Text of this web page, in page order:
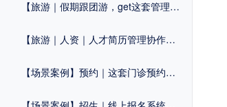
【旅游｜假期跟团游，get这套管理系统，提升效率不止一点！
【旅游｜人资｜人才简历管理协作工具，让招聘更轻松！
【场景案例】预约｜这套门诊预约系统，助力“医”路畅通